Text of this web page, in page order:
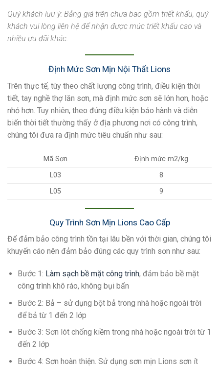
Quý khách lưu ý: Bảng giá trên chưa bao gồm triết khấu, quý
khách vui lòng liên hệ để nhận được mức triết khấu cao và
nhiều ưu đãi khác.
Định Mức Sơn Mịn Nội Thất Lions
Trên thực tế, tùy theo chất lượng công trình, điều kiện thời
tiết, tay nghề thợ lăn sơn, mà định mức sơn sẽ lớn hơn, hoặc
nhỏ hơn. Tuy nhiên, theo đúng điều kiện bảo hành và diễn
biến thời tiết thường thấy ở địa phương nơi có công trình,
chúng tôi đưa ra định mức tiêu chuẩn như sau:
Mã Sơn
Định mức m2/kg
L03
8
L05
9
Quy Trình Sơn Mịn Lions Cao Cấp
Để đảm bảo công trình tồn tại lâu bền với thời gian, chúng tôi
khuyến cáo nên đảm bảo đúng các quy trình sơn như sau:
Bước 1 : Làm sạch bề mặt công trình, đảm bảo bề mặt
công trình khô ráo, không bụi bẩn
Bước 2: Bả – sử dụng bột bả trong nhà hoặc ngoài trời
để bả từ 1 đến 2 lớp
Bước 3: Sơn lót chống kiềm trong nhà hoặc ngoài trời từ 1
đến 2 lớp
Bước 4: Sơn hoàn thiện. Sử dụng sơn mịn Lions sơn ít